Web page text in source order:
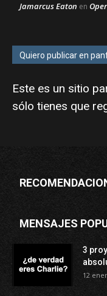
Jamarcus Eaton en
Quiero publicar en
Este es un sitio
sólo tienes que
MENSAJES
3
12